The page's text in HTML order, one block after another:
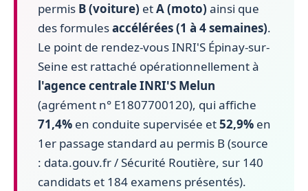
permis B (voiture) etA (moto) ainsi que
des formulesaccélérées (1 à 4 semaines).
Le point de rendez-vous INRI'S Épinay-sur-
Seine est rattaché opérationnellement à
l'agence centrale INRI'S Melun
(agrément n° E1807700120), qui affiche
71,4% en conduite supervisée et52,9% en
1er passage standard au permis B (source
: data.gouv.fr / Sécurité Routière, sur 140
candidats et 184 examens présentés).